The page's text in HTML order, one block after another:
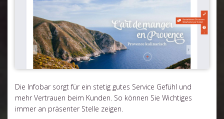
Die Infobar sorgt für ein stetig gutes Service Gefühl und
mehr Vertrauen beim Kunden. So können Sie Wichtiges
immer an präsenter Stelle zeigen.